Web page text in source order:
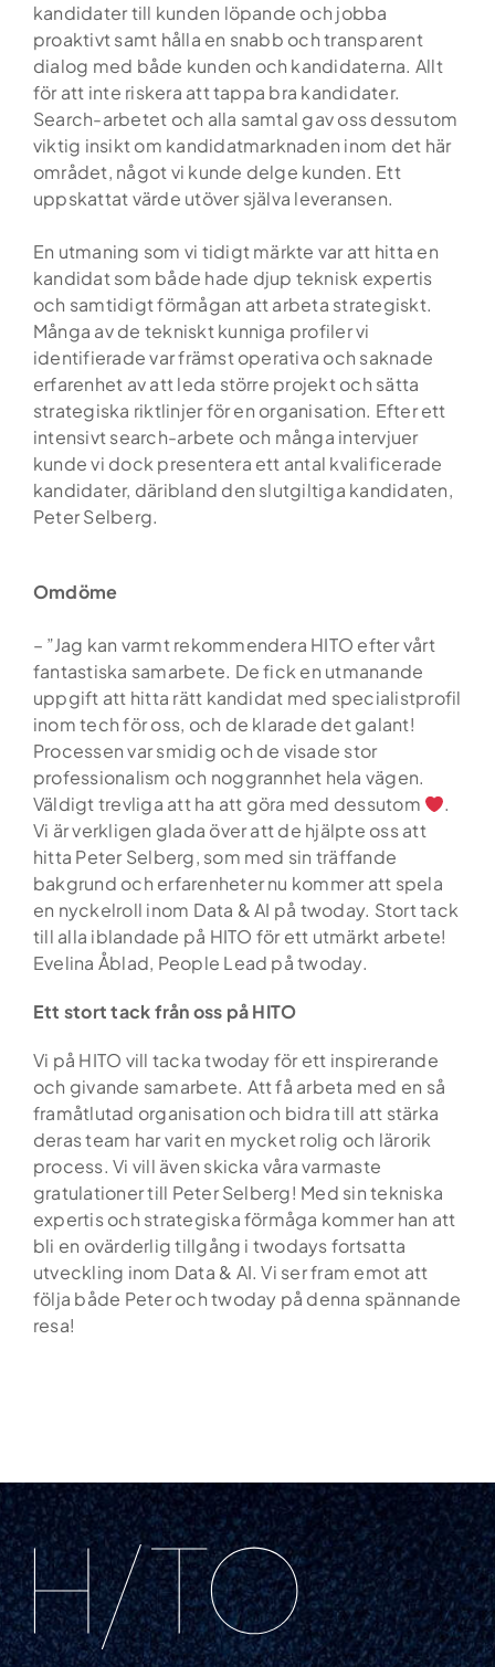
kandidater till kunden löpande och jobba
proaktivt samt hålla en snabb och transparent
dialog med både kunden och kandidaterna. Allt
för att inte riskera att tappa bra kandidater.
Search-arbetet och alla samtal gav oss dessutom
viktig insikt om kandidatmarknaden inom det här
området, något vi kunde delge kunden. Ett
uppskattat värde utöver själva leveransen.
En utmaning som vi tidigt märkte var att hitta en
kandidat som både hade djup teknisk expertis
och samtidigt förmågan att arbeta strategiskt.
Många av de tekniskt kunniga profiler vi
identifierade var främst operativa och saknade
erfarenhet av att leda större projekt och sätta
strategiska riktlinjer för en organisation. Efter ett
intensivt search-arbete och många intervjuer
kunde vi dock presentera ett antal kvalificerade
kandidater, däribland den slutgiltiga kandidaten,
Peter Selberg.
Omdöme
– ”Jag kan varmt rekommendera HITO efter vårt
fantastiska samarbete. De fick en utmanande
uppgift att hitta rätt kandidat med specialistprofil
inom tech för oss, och de klarade det galant!
Processen var smidig och de visade stor
professionalism och noggrannhet hela vägen.
Väldigt trevliga att ha att göra med dessutom
.
Vi är verkligen glada över att de hjälpte oss att
hitta Peter Selberg, som med sin träffande
bakgrund och erfarenheter nu kommer att spela
en nyckelroll inom Data & AI på twoday. Stort tack
till alla iblandade på HITO för ett utmärkt arbete!
Evelina Åblad, People Lead på twoday.
Ett stort tack från oss på HITO
Vi på HITO vill tacka twoday för ett inspirerande
och givande samarbete. Att få arbeta med en så
framåtlutad organisation och bidra till att stärka
deras team har varit en mycket rolig och lärorik
process. Vi vill även skicka våra varmaste
gratulationer till Peter Selberg! Med sin tekniska
expertis och strategiska förmåga kommer han att
bli en ovärderlig tillgång i twodays fortsatta
utveckling inom Data & AI. Vi ser fram emot att
följa både Peter och twoday på denna spännande
resa!
Tjänster
Kandidatupplevelsen
Lediga jobb
Referensuppdrag
Globalt nätverk
Din karriär
Om oss
Kontakt
Podden Ärligt talat